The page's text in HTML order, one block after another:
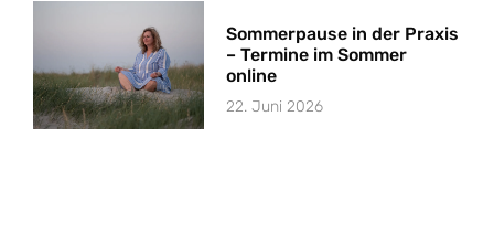
Sommerpause in der Praxis
– Termine im Sommer
online
22. Juni 2026